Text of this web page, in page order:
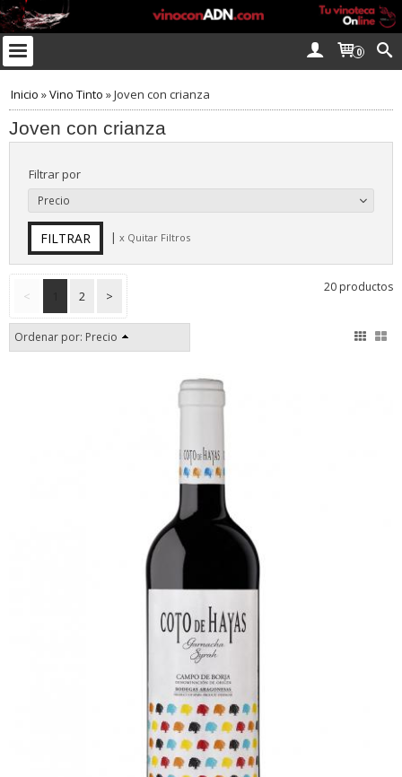
0
Inicio »Vino Tinto »Joven con crianza
Joven con crianza
Filtrar por
Precio
| x Quitar Filtros
< 2 >
20 productos
Ordenar por: Precio